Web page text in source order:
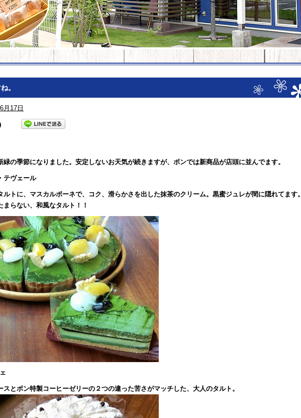
。
月17日
緑の季節になりました。安定しないお天気が続きますが、ボンでは新商品が店頭に並んでます。
テヴェール
ルトに、マスカルポーネで、コク、滑らかさを出した抹茶のクリーム。黒蜜ジュレが間に隠れてます。
まらない、和風なタルト！！
スとボン特製コーヒーゼリーの２つの違った苦さがマッチした、大人のタルト。